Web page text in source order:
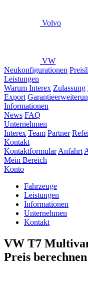
Volvo
VW
Neukonfigurationen
Leistungen
Warum Interex Zulassung
Export
Informationen
News FAQ
Unternehmen
Interex Team Partner
Kontakt
Kontaktformular Anfahrt
Mein Bereich
Konto
Fahrzeuge
Leistungen
Informationen
Unternehmen
Kontakt
VW T7
Preis berechnen